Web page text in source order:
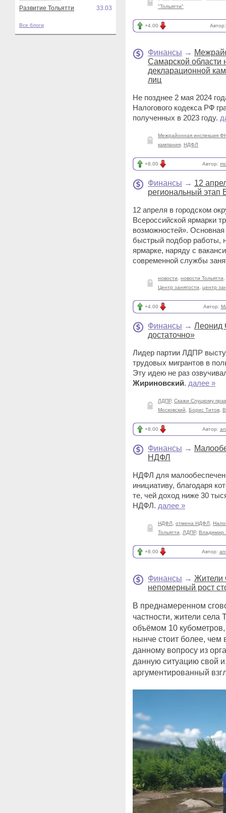
Развитие Тольятти 33.03
Все блоги
"Тольятти"
+4.00
Финансы →
Самарской области
декларационной
лиц
Не позднее 2 мая 2024
Налогового кодекса РФ
полученных в 2023 году.
Межрайонная инспекция
кампания НДФЛ
+8.00 Автор:
Финансы → 12
региональный этап
12 апреля в городском
Всероссийской ярмарки
возможностей».
быстрый подбор работы,
ярмарке, наряду с
современной службы
новости новости Тольятти
Центр занятости
центр
+4.00 Автор:
Финансы → Леонид
достаточно»
Лидер партии ЛДПР
трудовых мигрантов в
Эту идею не раз
Жириновский. далее »
ЛДПР, Скажи Слуцкому
Московский
Борис Титов
+8.00 Автор:
Финансы →
НДФЛ
НДФЛ для
инициативу, благодаря
те, чей доход ниже 30
НДФЛ. далее »
НДФЛ отмена НДФЛ
Тольятти
ЛДПР, Владимир
+8.00 Автор:
Финансы → Жители
непомерный рост
В преднамеренном
частности, жители села
объёмом 10
нынче стоит более, чем
данному вопросу из
данную ситуацию свой
аргументированный